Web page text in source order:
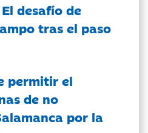
desafío de
tras el paso
permitir el
de no
por la